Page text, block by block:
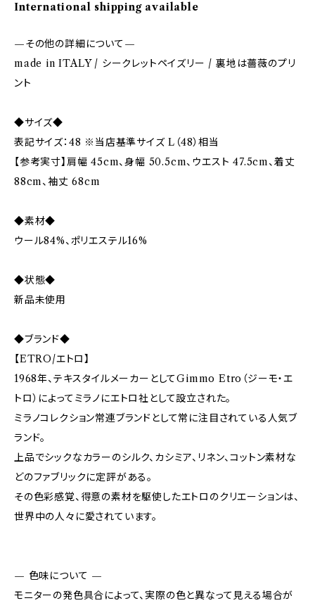
International shipping available
—その他の詳細について—
made in ITALY / シークレットペイズリー / 裏地は薔薇のプリ
ント
◆サイズ◆
表記サイズ：48 ※当店基準サイズ L（48）相当
【参考実寸】肩幅 45cm、身幅 50.5cm、ウエスト 47.5cm、着丈
88cm、袖丈 68cm
◆素材◆
ウール84%、ポリエステル16%
◆状態◆
新品未使用
◆ブランド◆
【ETRO/エトロ】
1968年、テキスタイルメーカーとしてGimmo Etro（ジーモ・エ
トロ）によってミラノにエトロ社として設立された。
ミラノコレクション常連ブランドとして常に注目されている人気ブ
ランド。
上品でシックなカラーのシルク、カシミア、リネン、コットン素材な
どのファブリックに定評がある。
その色彩感覚、得意の素材を駆使したエトロのクリエーションは、
世界中の人々に愛されています。
— 色味について —
モニターの発色具合によって、実際の色と異なって見える場合が